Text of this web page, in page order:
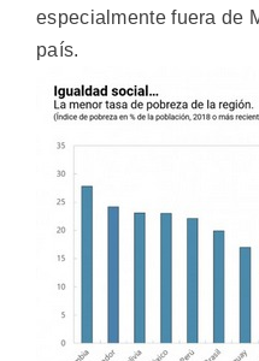
especialmente fuera de
país.